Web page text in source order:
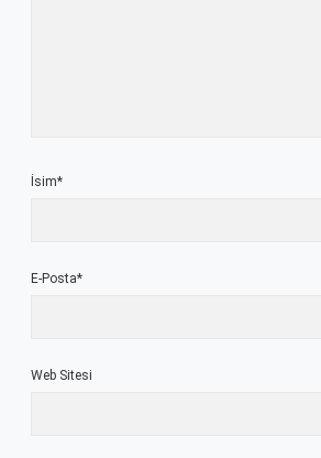
İsim*
E-Posta*
Web Sitesi